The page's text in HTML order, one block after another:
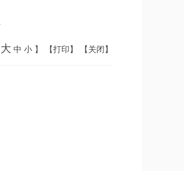
大 中 小 】 【打印】 【关闭】